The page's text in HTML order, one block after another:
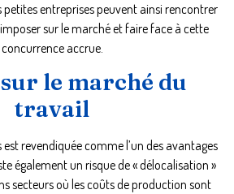
petites entreprises peuvent ainsi rencontrer
sur le marché et faire face à cette
concurrence accrue.
le marché du
travail
revendiquée comme l’un des avantages
également un risque de « délocalisation »
secteurs où les coûts de production sont